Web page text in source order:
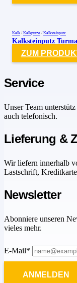
Kalk / Kalkputze / Kalksteinputz
Kalksteinputz
ZUM
Service
Unser Team
auch telefonisch.
Lieferung &
Wir liefern innerhalb
Lastschrift,
Newsletter
Abonniere unseren
vieles mehr.
E-Mail*
ANMELDEN